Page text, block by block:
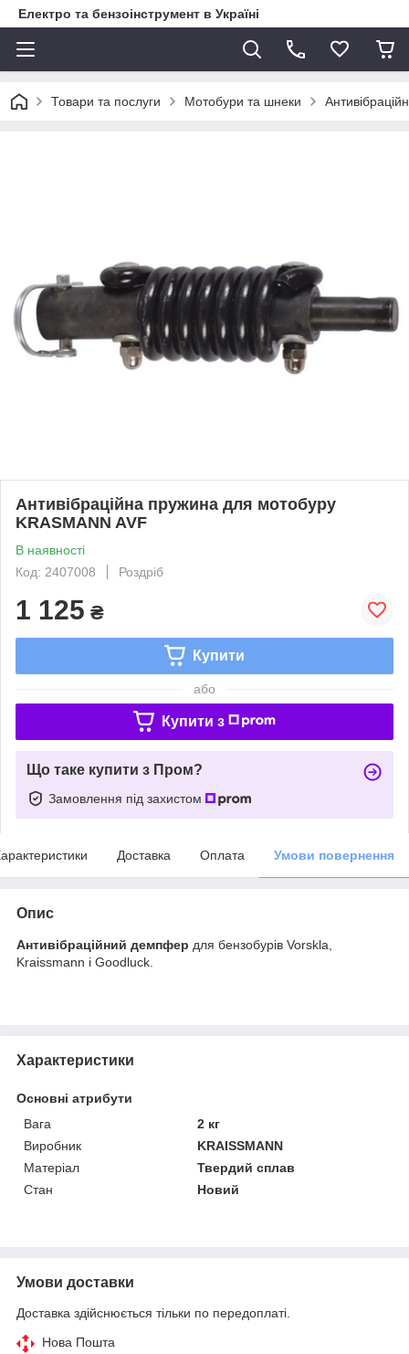
Електро та бензоінструмент в Україні
Товари та послуги Мотобури та шнеки
Антивібраційна пружина для мотобуру
KRASMANN AVF
В наявності
Код: 2407008
Роздріб
1 125 ₴
Купити
або
Купити з
Що таке купити з Пром?
Замовлення під захистом
Доставка Оплата Умови повернення
Опис
Антивібраційний демпфер для бензобурів Vorskla,
Kraissmann і Goodluck.
Характеристики
Основні атрибути
Вага
2 кг
Виробник
KRAISSMANN
Матеріал
Твердий сплав
Стан
Новий
Умови доставки
Доставка здійснюється тільки по передоплаті.
Нова Пошта